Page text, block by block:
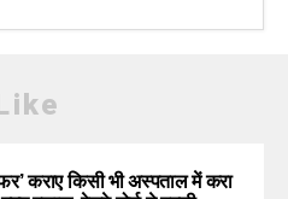
कराए किसी भी अस्पताल में करा